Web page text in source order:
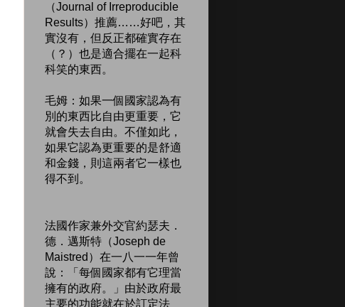
（Journal of Irreproducible
Results）推薦……好吧，其
實沒有，但反正都確實存在
（？）也是適合擺在一起科
科笑的東西。
毛姆：如果一個國家認為有
別的東西比自由更重要，它
就會失去自由。不僅如此，
如果它認為更重要的是舒適
和金錢，則這兩者它一樣也
得不到。
法國作家兼外交官約瑟夫．
德．邁斯特（Joseph de
Maistred）在一八一一年曾
說：「每個國家都有它理當
擁有的政府。」由於政府最
主要的功能就在於訂定法